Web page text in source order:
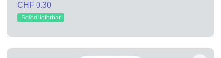
CHF 0.30
Sofort lieferbar